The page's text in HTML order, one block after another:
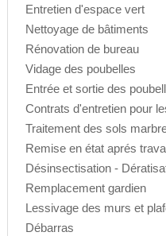
Entretien d'espace vert
Nettoyage de bâtiments
Rénovation de bureau
Vidage des poubelles
Entrée et sortie des
Contrats d'entretien pour
Traitement des sols
Remise en état aprés
Désinsectisation -
Remplacement gardien
Lessivage des murs et
Débarras